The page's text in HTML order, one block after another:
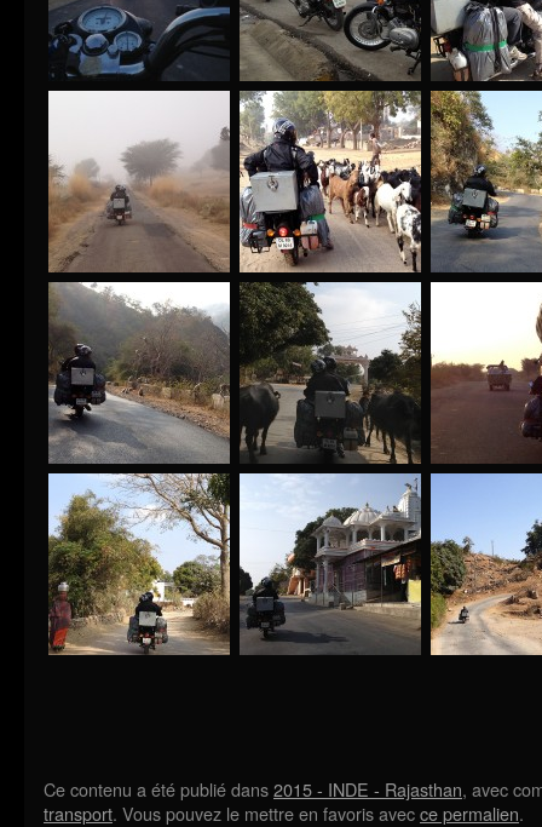
Ce contenu a été publié dans2015 - INDE - Rajasthan, avec
transport. Vous pouvez le mettre en favoris avecce permalien.